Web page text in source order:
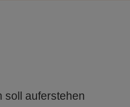
soll auferstehen